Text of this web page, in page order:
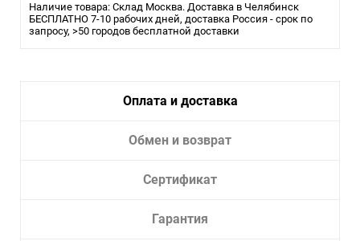
Размеры
Длина: 230 мм
Мощность лампы W: 100 W
Лампы в комплекте: нет
Тип лампы: накаливания либо энергосберегающая
Возможность подключения диммера: возможно
Цвет плафона: прозрачный
Наличие товара: Склад Москва. Доставка в Челябинск
БЕСПЛАТНО 7-10 рабочих дней, доставка Россия - срок по
запросу, >50 городов бесплатной доставки
Оплата и доставка
Обмен и возврат
Сертификат
Гарантия